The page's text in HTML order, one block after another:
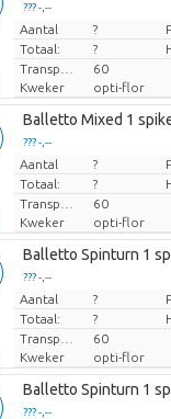
??? -,--
Prijs per stuk
Aantal ?
Totaal:
?
60
Kweker
opti-flor
Balletto Mixed 1
??? -,--
Prijs per stuk
Aantal ?
Totaal:
?
60
Kweker
opti-flor
Balletto Spinturn 1
??? -,--
Prijs per stuk
Aantal ?
Totaal:
?
60
Kweker
opti-flor
Balletto Spinturn 1
??? -,--